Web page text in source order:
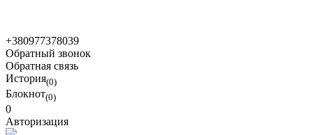
+380977378039
Обратный звонок
Обратная связь
История(0)
Блокнот(0)
0
Авторизация